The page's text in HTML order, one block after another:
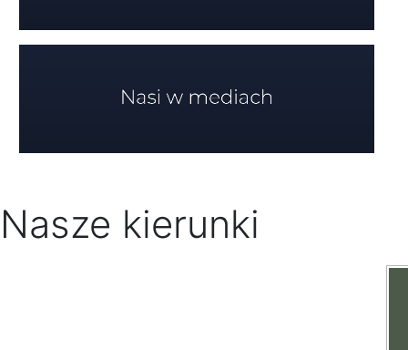
Nasze kierunki